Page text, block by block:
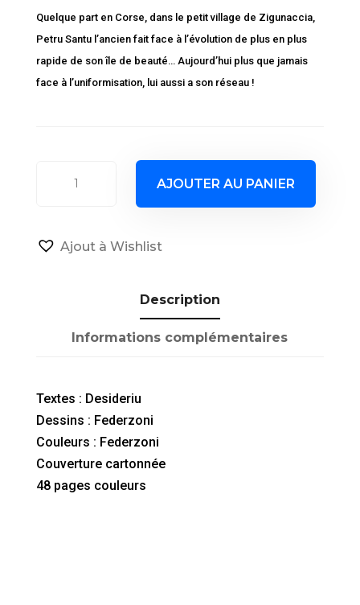
Quelque part en Corse, dans le petit village de Zigunaccia,
Petru Santu l’ancien fait face à l’évolution de plus en plus
rapide de son île de beauté… Aujourd’hui plus que jamais
face à l’uniformisation, lui aussi a son réseau !
Santu
AJOUTER AU PANIER
Ajout à Wishlist
Description
Informations complémentaires
Textes : Desideriu
Dessins : Federzoni
Couleurs : Federzoni
Couverture cartonnée
48 pages couleurs